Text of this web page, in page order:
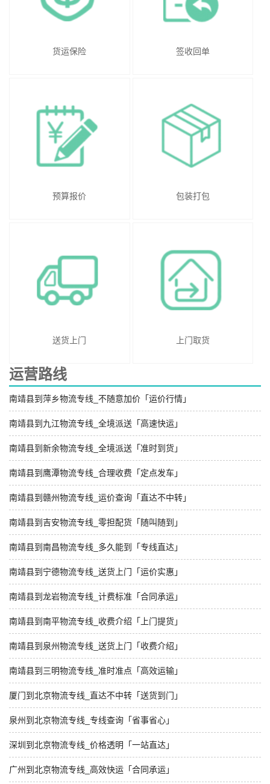
货运保险 签收回单
预算报价 包装打包
送货上门 上门取货
运营路线
南靖县到萍乡物流专线_不随意加价「运价行情」
南靖县到九江物流专线_全境派送「高速快运」
南靖县到新余物流专线_全境派送「准时到货」
南靖县到鹰潭物流专线_合理收费「定点发车」
南靖县到赣州物流专线_运价查询「直达不中转」
南靖县到吉安物流专线_零担配货「随叫随到」
南靖县到南昌物流专线_多久能到「专线直达」
南靖县到宁德物流专线_送货上门「运价实惠」
南靖县到龙岩物流专线_计费标准「合同承运」
南靖县到南平物流专线_收费介绍「上门提货」
南靖县到泉州物流专线_送货上门「收费介绍」
南靖县到三明物流专线_准时准点「高效运输」
厦门到北京物流专线_直达不中转「送货到门」
泉州到北京物流专线_专线查询「省事省心」
深圳到北京物流专线_价格透明「一站直达」
广州到北京物流专线_高效快运「合同承运」